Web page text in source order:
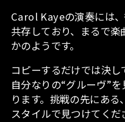
Carol Kayeの演奏には
共存しており、まるで
かのようです。
コピーするだけでは決し
自分なりの“グルーヴ”
ります。挑戦の先にあ
スタイルで見つけてくだ